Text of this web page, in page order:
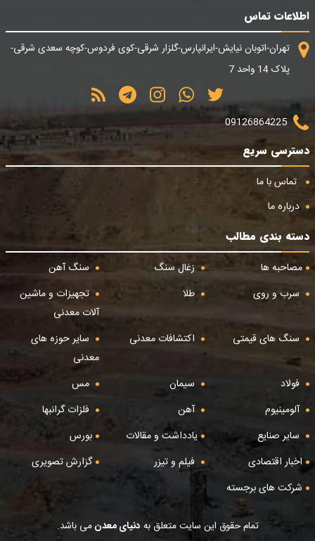
اطلاعات تماس
تهران-اتوبان نیایش-ایرانپارس-گلزار شرقی-کوی فردوس-کوچه سعدی شرقی-
پلاک 14 واحد 7
09126864225
دسترسی سریع
تماس با ما
درباره ما
دسته بندی مطالب
مصاحبه ها
زغال سنگ
سنگ آهن
سرب و روی
طلا
تجهیزات و ماشین
آلات معدنی
سنگ های قیمتی
اکتشافات معدنی
سایر حوزه های
معدنی
فولاد
سیمان
مس
آلومینیوم
آهن
فلزات گرانبها
سایر صنایع
یادداشت و مقالات
بورس
اخبار اقتصادی
فیلم و تیزر
گزارش تصویری
شرکت های برجسته
تمام حقوق این سایت متعلق به دنیای معدنمی باشد.